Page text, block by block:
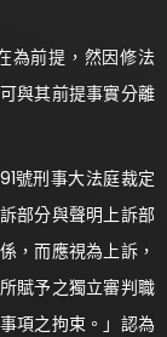
為前提，然因修法
與其前提事實分離
號刑事大法庭裁定
部分與聲明上訴部
，而應視為上訴，
賦予之獨立審判職
項之拘束。」認為